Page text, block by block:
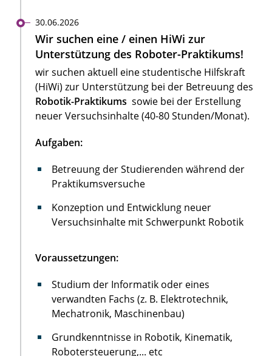
30.06.2026
Wir suchen eine / einen HiWi zur
Unterstützung des Roboter-Praktikums!
wir suchen aktuell eine studentische Hilfskraft
(HiWi) zur Unterstützung bei der Betreuung des
Robotik-Praktikums sowie bei der Erstellung
neuer Versuchsinhalte (40-80 Stunden/Monat).
Aufgaben:
Betreuung der Studierenden während der
Praktikumsversuche
Konzeption und Entwicklung neuer
Versuchsinhalte mit Schwerpunkt Robotik
Voraussetzungen:
Studium der Informatik oder eines
verwandten Fachs (z. B. Elektrotechnik,
Mechatronik, Maschinenbau)
Grundkenntnisse in Robotik, Kinematik,
Robotersteuerung,... etc